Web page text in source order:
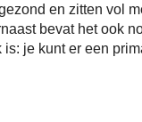
en zitten vol
bevat het ook
je kunt er een